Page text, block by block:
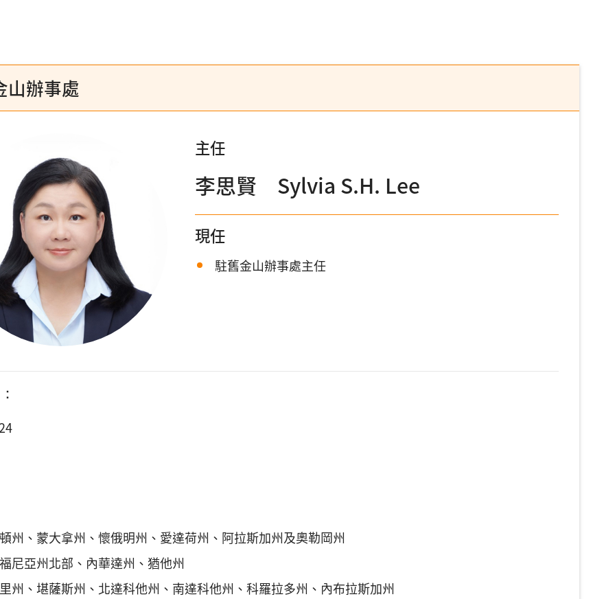
山辦事處
主任
李思賢 Sylvia S.H. Lee
現任
駐舊金山辦事處主任
州、蒙大拿州、懷俄明州、愛達荷州、阿拉斯加州及奧勒岡州
尼亞州北部、內華達州、猶他州
州、堪薩斯州、北達科他州、南達科他州、科羅拉多州、內布拉斯加州